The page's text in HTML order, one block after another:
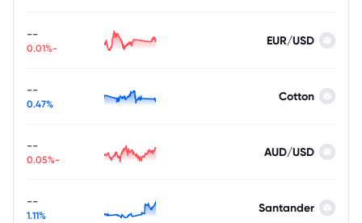
EUR/USD
--
-0.01%
Cotton
--
0.47%
AUD/USD
--
-0.05%
Santander
--
1.11%